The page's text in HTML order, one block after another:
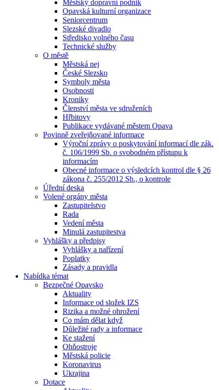
Městský dopravní podnik
Opavská kulturní organizace
Seniorcentrum
Slezské divadlo
Středisko volného času
Technické služby
O městě
Městská nej
České Slezsko
Symboly města
Osobnosti
Kroniky
Členství města ve sdruženích
Hřbitovy
Publikace vydávané městem Opava
Povinně zveřejňované informace
Výroční zprávy o poskytování informací dle zák.
č. 106/1999 Sb. o svobodném přístupu k
informacím
Obecné informace o výsledcích kontrol dle § 26
zákona č. 255/2012 Sb., o kontrole
Úřední deska
Volené orgány města
Zastupitelstvo
Rada
Vedení města
Minulá zastupitestva
Vyhlášky a předpisy
Vyhlášky a nařízení
Poplatky
Zásady a pravidla
Nabídka témat
Bezpečné Opavsko
Aktuality
Informace od složek IZS
Rizika a možné ohrožení
Co mám dělat když
Důležité rady a informace
Ke stažení
Ohňostroje
Městská policie
Koronavirus
Ukrajina
Dotace